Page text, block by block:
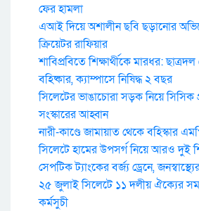
ফের হামলা
এআই দিয়ে অশালীন ছবি ছড়ানোর
ক্রিয়েটর রাফিয়ার
শাবিপ্রবিতে শিক্ষার্থীকে মারধর:
বহিষ্কার, ক্যাম্পাসে নিষিদ্ধ ২ বছর
সিলেটের ভাঙাচোরা সড়ক নিয়ে সিসিক
সংস্কারের আহ্বান
নারী-কাণ্ডে জামায়াত থেকে বহিস্কার
সিলেটে হামের উপসর্গ নিয়ে আরও দুই
সেপটিক ট্যাংকের বর্জ্য ড্রেনে,
২৫ জুলাই সিলেটে ১১ দলীয় ঐক্যের
কর্মসুচী